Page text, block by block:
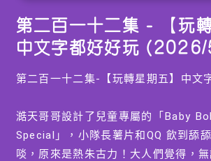
of
0
seconds
第二百一十二集 - 【玩
中文字都好好玩
第二百一十二集-【玩轉星期五】中文
澔天哥哥設計了兒童專屬的「Baby
Special」，小隊長薯片和QQ 飲到舔
啖，原來是熱朱古力！大人們覺得，